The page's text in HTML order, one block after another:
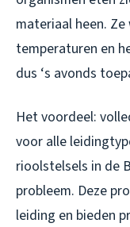
materiaal heen.
temperaturen en
dus ‘s avonds
Het voordeel:
voor alle
rioolstelsels in de
probleem. Deze
leiding en bieden